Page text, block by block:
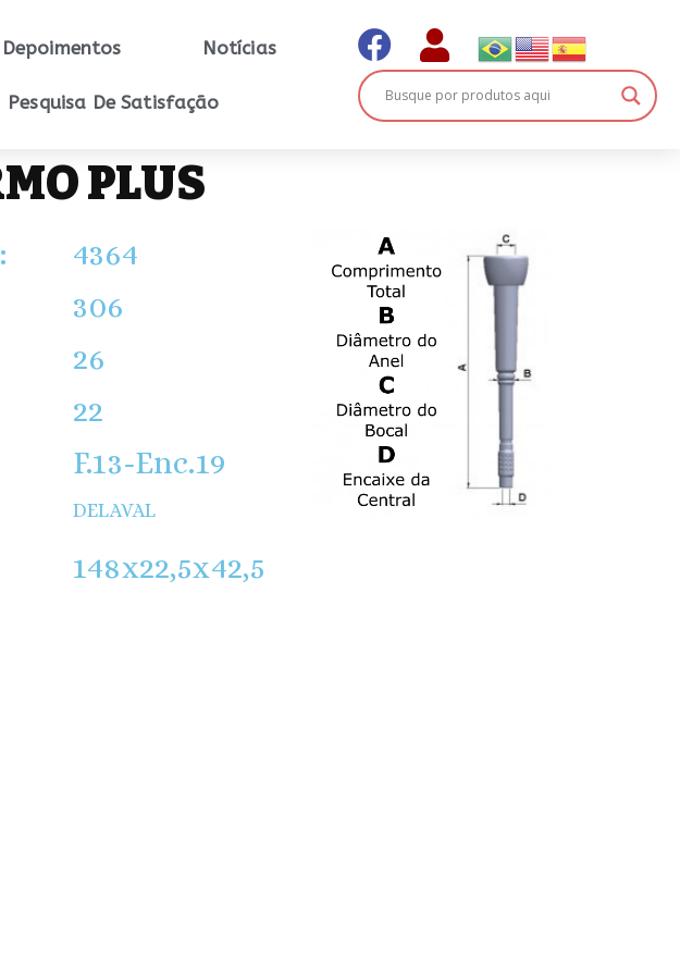
Depoimentos Notícias
Pesquisa De Satisfação
PLUS
4364
306
26
22
F.13-Enc.19
DELAVAL
148x22,5x42,5